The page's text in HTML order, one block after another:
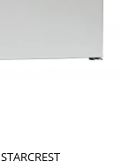
STARCREST